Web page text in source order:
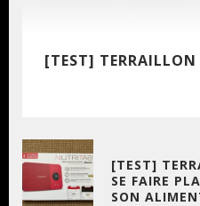
[TEST]
[TEST]
SE FAIRE
SON